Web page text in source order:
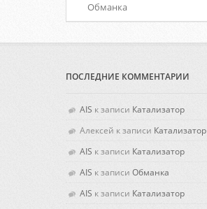
Обманка
ПОСЛЕДНИЕ КОММЕНТАРИИ
AIS к записи Катализатор
Алексей к записи Катализатор
AIS к записи Катализатор
AIS к записи Обманка
AIS к записи Катализатор